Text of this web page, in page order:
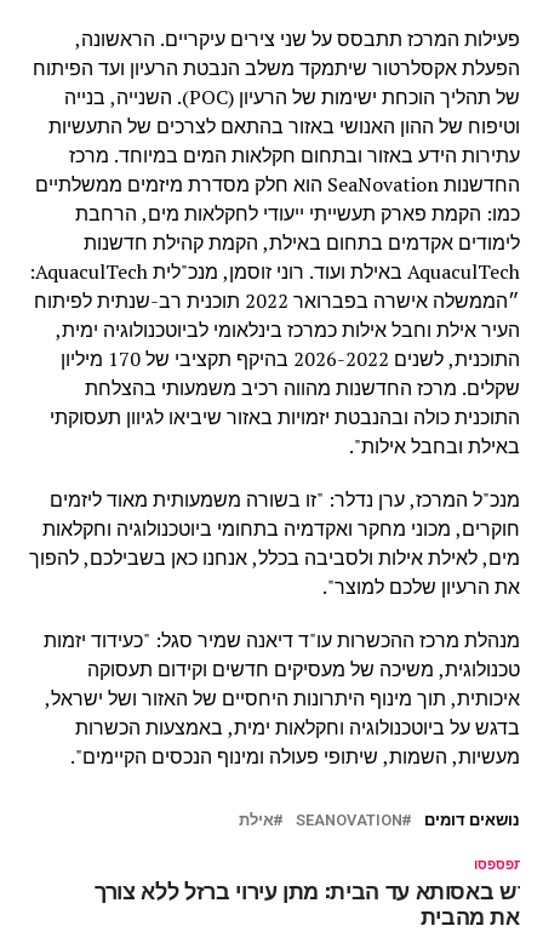
פעילות המרכז תתבסס על שני צירים עיקריים. הראשונה,
הפעלת אקסלרטור שיתמקד משלב הנבטת הרעיון ועד הפיתוח
של תהליך הוכחת ישימות של הרעיון (POC). השנייה, בנייה
וטיפוח של ההון האנושי באזור בהתאם לצרכים של התעשיות
עתירות הידע באזור ובתחום חקלאות המים במיוחד. מרכז
החדשנות SeaNovation הוא חלק מסדרת מיזמים ממשלתיים
כמו: הקמת פארק תעשייתי ייעודי לחקלאות מים, הרחבת
לימודים אקדמים בתחום באילת, הקמת קהילת חדשנות
AquaculTech באילת ועוד. רוני זוסמן, מנכ"לית AquaculTech:
״הממשלה אישרה בפברואר 2022 תוכנית רב-שנתית לפיתוח
העיר אילת וחבל אילות כמרכז בינלאומי לביוטכנולוגיה ימית,
התוכנית, לשנים 2026-2022 בהיקף תקציבי של 170 מיליון
שקלים. מרכז החדשנות מהווה רכיב משמעותי בהצלחת
התוכנית כולה ובהנבטת יזמויות באזור שיביאו לגיוון תעסוקתי
באילת ובחבל אילות".
מנכ"ל המרכז, ערן נדלר: "זו בשורה משמעותית מאוד ליזמים
חוקרים, מכוני מחקר ואקדמיה בתחומי ביוטכנולוגיה וחקלאות
מים, לאילת אילות ולסביבה בכלל, אנחנו כאן בשבילכם, להפוך
את הרעיון שלכם למוצר".
מנהלת מרכז ההכשרות עו"ד דיאנה שמיר סגל: "כעידוד יזמות
טכנולוגית, משיכה של מעסיקים חדשים וקידום תעסוקה
איכותית, תוך מינוף היתרונות היחסיים של האזור ושל ישראל,
בדגש על ביוטכנולוגיה וחקלאות ימית, באמצעות הכשרות
מעשיות, השמות, שיתופי פעולה ומינוף הנכסים הקיימים".
נושאים דומים SEANOVATION אילת
תפספסו
באסותא עד הבית: מתן עירוי ברזל ללא צורך
מהבית